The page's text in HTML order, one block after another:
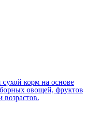
корм на основе
овощей, фруктов
возрастов.